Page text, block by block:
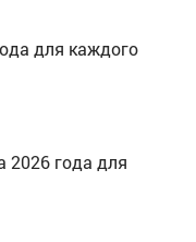
для каждого
2026 года для